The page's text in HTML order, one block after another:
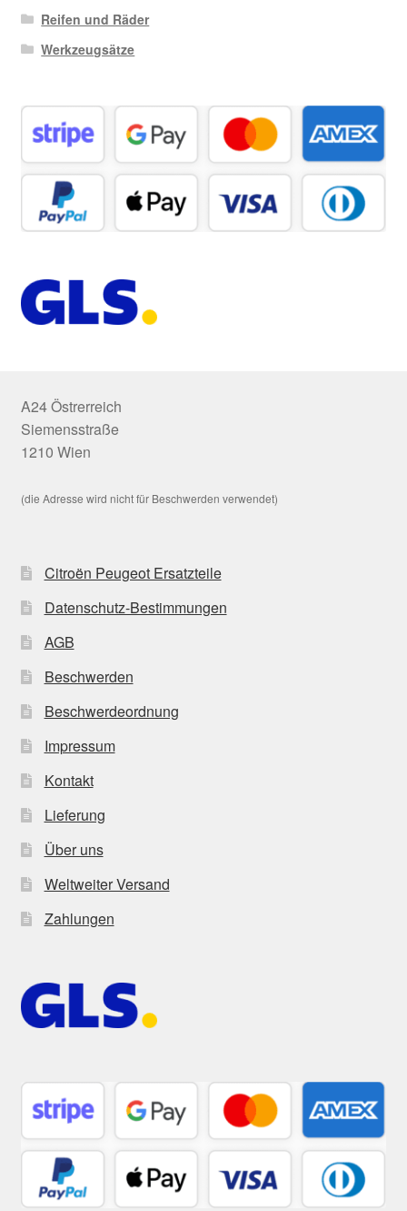
Reifen und Räder
Werkzeugsätze
A24 Östrerreich
Siemensstraße
1210 Wien
(die Adresse wird nicht für Beschwerden verwendet)
Citroën Peugeot Ersatzteile
Datenschutz-Bestimmungen
AGB
Beschwerden
Beschwerdeordnung
Impressum
Kontakt
Lieferung
Über uns
Weltweiter Versand
Zahlungen